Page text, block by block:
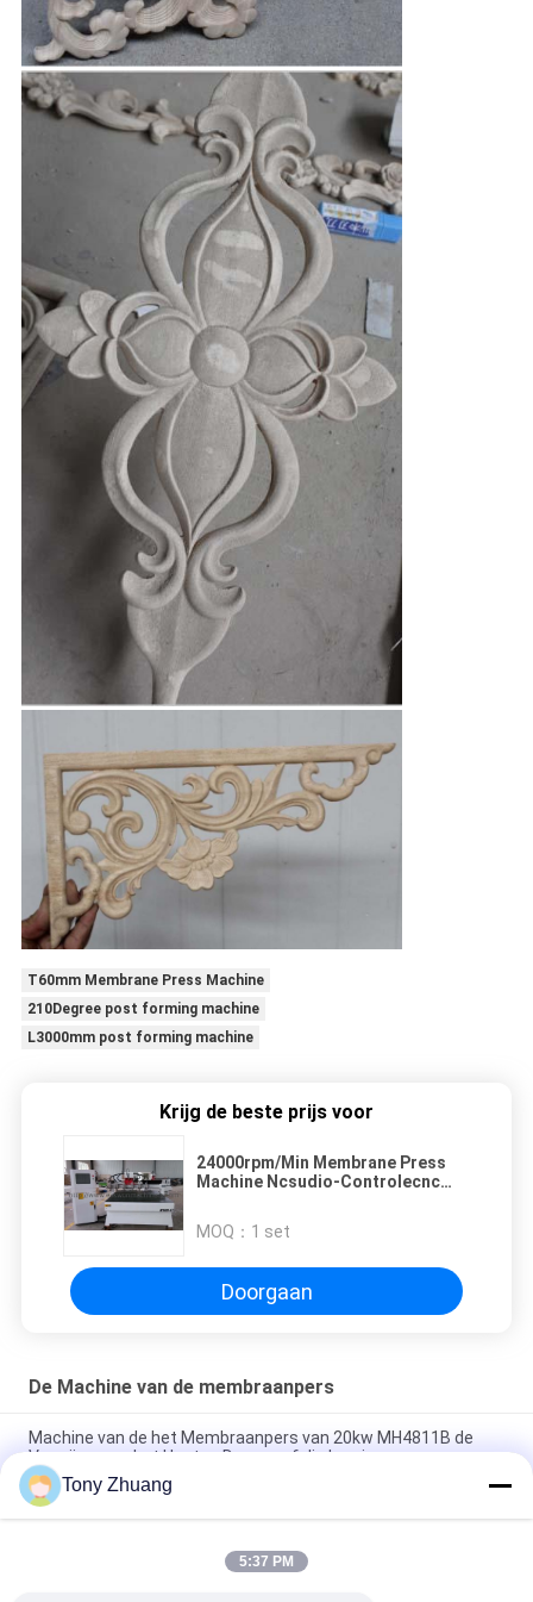
T60mm Membrane Press Machine
210Degree post forming machine
L3000mm post forming machine
Krijg de beste prijs voor
24000rpm/Min Membrane Press
Machine Ncsudio-Controlecnc
MOQ： 1 set
Doorgaan
De Machine van de membraanpers
Machine van de het Membraanpers van 20kw MH4811B de
Vacuüm voor het Houten Deurpvc-folie Lamineren
Werkende T60mm-de Machine MH4812D1 van de
Membraanpers Vacuüm het Lamineren Machine
210 de Post die van de de Persmachine L3000mm MDK5531
Tony Zhuang
5:37 PM